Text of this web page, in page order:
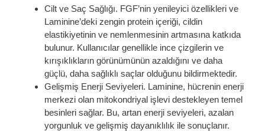
Cilt ve Saç Sağlığı. FGF’nin yenileyici özellikleri ve
Laminine’deki zengin protein içeriği, cildin
elastikiyetinin ve nemlenmesinin artmasına katkıda
bulunur. Kullanıcılar genellikle ince çizgilerin ve
kırışıklıkların görünümünün azaldığını ve daha
güçlü, daha sağlıklı saçlar olduğunu bildirmektedir.
Gelişmiş Enerji Seviyeleri. Laminine, hücrenin enerji
merkezi olan mitokondriyal işlevi destekleyen temel
besinleri sağlar. Bu, artan enerji seviyeleri, azalan
yorgunluk ve gelişmiş dayanıklılık ile sonuçlanır.